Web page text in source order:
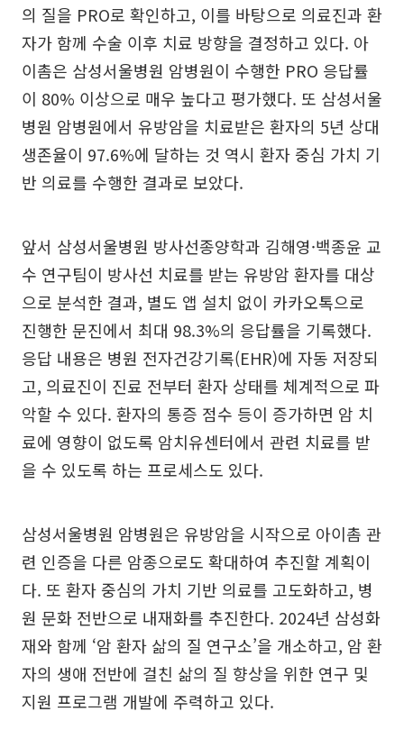
의 질을 PRO로 확인하고, 이를 바탕으로 의료진과 환
자가 함께 수술 이후 치료 방향을 결정하고 있다. 아
이촘은 삼성서울병원 암병원이 수행한 PRO 응답률
이 80% 이상으로 매우 높다고 평가했다. 또 삼성서울
병원 암병원에서 유방암을 치료받은 환자의 5년 상대
생존율이 97.6%에 달하는 것 역시 환자 중심 가치 기
반 의료를 수행한 결과로 보았다.
앞서 삼성서울병원 방사선종양학과 김해영·백종윤 교
수 연구팀이 방사선 치료를 받는 유방암 환자를 대상
으로 분석한 결과, 별도 앱 설치 없이 카카오톡으로
진행한 문진에서 최대 98.3%의 응답률을 기록했다.
응답 내용은 병원 전자건강기록(EHR)에 자동 저장되
고, 의료진이 진료 전부터 환자 상태를 체계적으로 파
악할 수 있다. 환자의 통증 점수 등이 증가하면 암 치
료에 영향이 없도록 암치유센터에서 관련 치료를 받
을 수 있도록 하는 프로세스도 있다.
삼성서울병원 암병원은 유방암을 시작으로 아이촘 관
련 인증을 다른 암종으로도 확대하여 추진할 계획이
다. 또 환자 중심의 가치 기반 의료를 고도화하고, 병
원 문화 전반으로 내재화를 추진한다. 2024년 삼성화
재와 함께 ‘암 환자 삶의 질 연구소’을 개소하고, 암 환
자의 생애 전반에 걸친 삶의 질 향상을 위한 연구 및
지원 프로그램 개발에 주력하고 있다.